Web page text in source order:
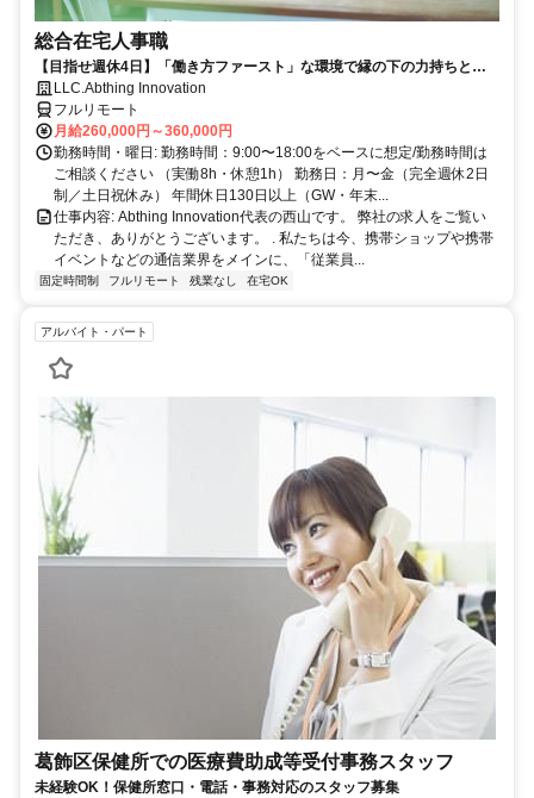
総合在宅人事職
【目指せ週休4日】「働き方ファースト」な環境で縁の下の力持ちとし
て活躍する人事ポジション｜20代30代活躍中
LLC.Abthing Innovation
フルリモート
月給260,000円～360,000円
勤務時間・曜日: 勤務時間：9:00〜18:00をベースに想定/勤務時間は
ご相談ください （実働8h・休憩1h） 勤務日：月〜金（完全週休2日
制／土日祝休み） 年間休日130日以上（GW・年末...
仕事内容: Abthing Innovation代表の西山です。 弊社の求人をご覧い
ただき、ありがとうございます。 . 私たちは今、携帯ショップや携帯
イベントなどの通信業界をメインに、「従業員...
固定時間制 フルリモート 残業なし 在宅OK
アルバイト・パート
葛飾区保健所での医療費助成等受付事務スタッフ
未経験OK！保健所窓口・電話・事務対応のスタッフ募集